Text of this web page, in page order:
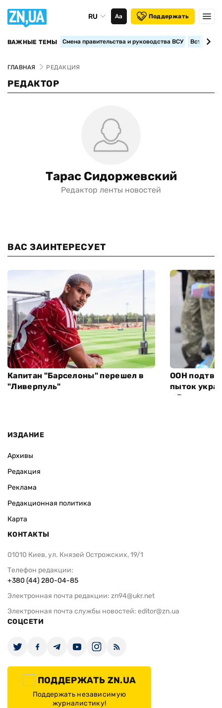
RU Аа Поддержать
ВАЖНЫЕ ТЕМЫ Смена правительства и руководства ВСУ
ГЛАВНАЯ РЕДАКЦИЯ
РЕДАКТОР
Тарас Сидоржевский
Редактор ленты новостей
ВАС ЗАИНТЕРЕСУЕТ
Капитан "Барселоны" перешел в
"Ливерпуль"
ООН
пыток
в России
ИЗДАНИЕ
Архивы
Редакция
Реклама
Редакционная политика
Карта
КОНТАКТЫ
01010 Киев, ул. Князей Острожских, 19/1
Телефон редакции:
+380 (44) 280-04-85
Электронная почта редакции: zn94@ukr.net
Электронная почта службы новостей: editor@zn.ua
СОЦСЕТИ
ПОДДЕРЖАТЬ ZN.UA
Поддержать независимую
журналистику!